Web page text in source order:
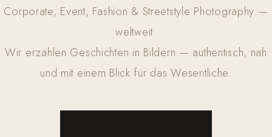
Corporate, Event, Fashion & Streetstyle Photography —
weltweit.
Wir erzählen Geschichten in Bildern — authentisch, nah
und mit einem Blick für das Wesentliche.